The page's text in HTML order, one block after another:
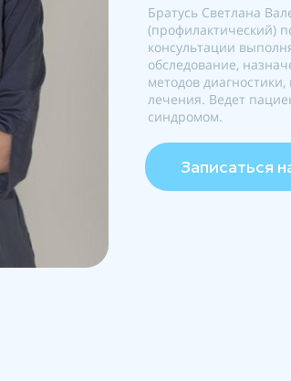
Братусь Светлана
(профилактический)
консультации
обследование,
методов
лечения. Ведет
синдромом.
Записаться